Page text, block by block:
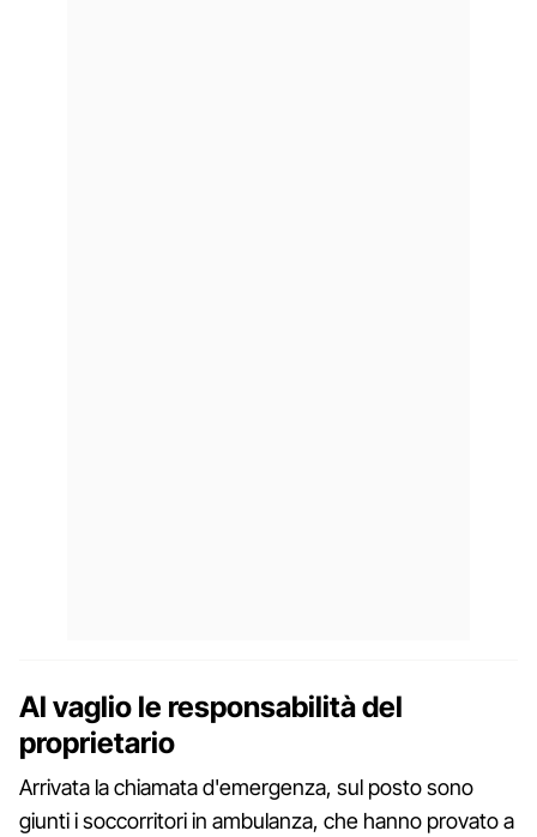
Al vaglio le responsabilità del
proprietario
Arrivata la chiamata d'emergenza, sul posto sono
giunti i soccorritori in ambulanza, che hanno provato a